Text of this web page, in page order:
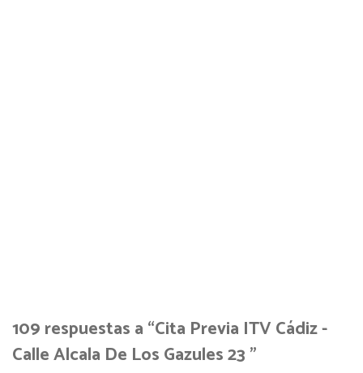
109 respuestas a “Cita Previa ITV Cádiz -
Calle Alcala De Los Gazules 23 ”